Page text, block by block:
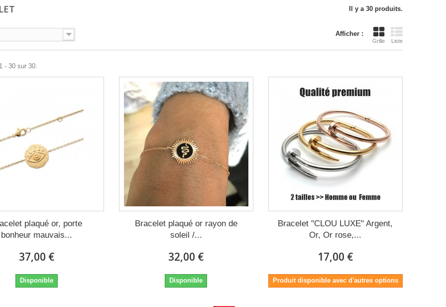
Il y a 30 produits.
Afficher :
Grille Liste
- 30 sur 30.
plaqué or, porte
bonheur mauvais...
37,00 €
Disponible
Bracelet plaqué or rayon de
soleil /...
32,00 €
Disponible
Bracelet "CLOU LUXE" Argent,
Or, Or rose,...
17,00 €
Produit disponible avec d'autres options